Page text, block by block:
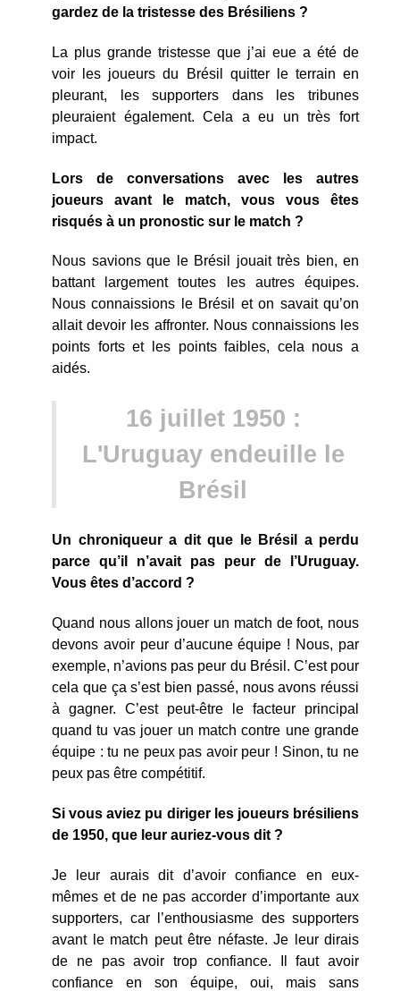
gardez de la tristesse des Brésiliens ?
La plus grande tristesse que j’ai eue a été de
voir les joueurs du Brésil quitter le terrain en
pleurant, les supporters dans les tribunes
pleuraient également. Cela a eu un très fort
impact.
Lors de conversations avec les autres
joueurs avant le match, vous vous êtes
risqués à un pronostic sur le match ?
Nous savions que le Brésil jouait très bien, en
battant largement toutes les autres équipes.
Nous connaissions le Brésil et on savait qu’on
allait devoir les affronter. Nous connaissions les
points forts et les points faibles, cela nous a
aidés.
16 juillet 1950 :
L'Uruguay endeuille le
Brésil
Un chroniqueur a dit que le Brésil a perdu
parce qu’il n’avait pas peur de l’Uruguay.
Vous êtes d’accord ?
Quand nous allons jouer un match de foot, nous
devons avoir peur d’aucune équipe ! Nous, par
exemple, n’avions pas peur du Brésil. C’est pour
cela que ça s’est bien passé, nous avons réussi
à gagner. C’est peut-être le facteur principal
quand tu vas jouer un match contre une grande
équipe : tu ne peux pas avoir peur ! Sinon, tu ne
peux pas être compétitif.
Si vous aviez pu diriger les joueurs brésiliens
de 1950, que leur auriez-vous dit ?
Je leur aurais dit d’avoir confiance en eux-
mêmes et de ne pas accorder d’importante aux
supporters, car l’enthousiasme des supporters
avant le match peut être néfaste. Je leur dirais
de ne pas avoir trop confiance. Il faut avoir
confiance en son équipe, oui, mais sans